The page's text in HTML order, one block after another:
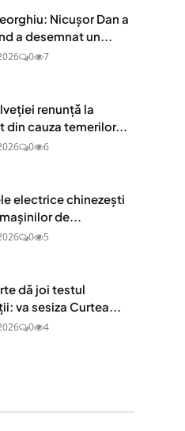
Nicușor Dan a
a desemnat un...
0 7
renunță la
din cauza temerilor...
0 6
electrice chinezești
de...
0 5
dă joi testul
va sesiza Curtea...
0 4